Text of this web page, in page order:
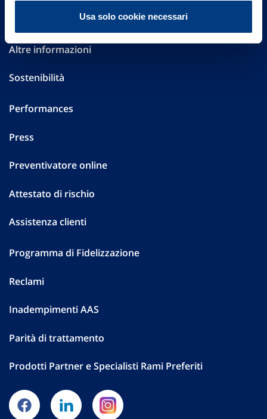
Usa solo cookie necessari
Investor Relations
Altre informazioni
Sostenibilità
Performances
Press
Preventivatore online
Attestato di rischio
Assistenza clienti
Programma di Fidelizzazione
Reclami
Inadempimenti AAS
Parità di trattamento
Prodotti Partner e Specialisti Rami Preferiti